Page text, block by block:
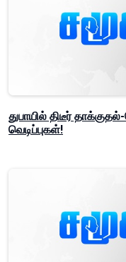
துபாயில் திடீர்
வெடிப்புகள்!